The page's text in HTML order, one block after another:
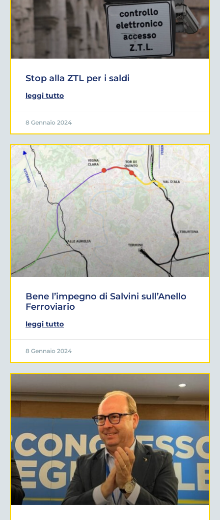
Stop alla ZTL per i saldi
leggi tutto
8 Gennaio 2024
Bene l’impegno di Salvini sull’Anello
Ferroviario
leggi tutto
8 Gennaio 2024